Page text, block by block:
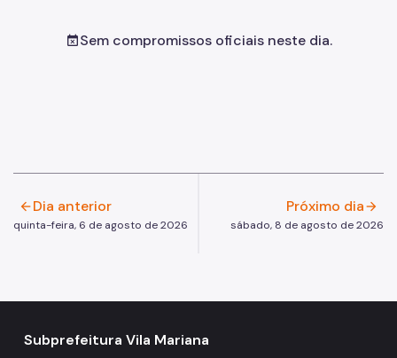
event_busySem compromissos oficiais neste dia.
arrow_backDia anterior
quinta-feira, 6 de agosto de 2026
Próximo diaarrow_forward
sábado, 8 de agosto de 2026
Subprefeitura Vila Mariana